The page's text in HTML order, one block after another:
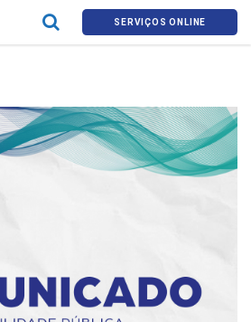
SERVIÇOS ONLINE